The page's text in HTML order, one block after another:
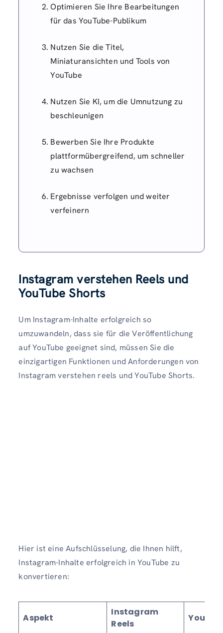
Optimieren Sie Ihre Bearbeitungen
für das YouTube-Publikum
Nutzen Sie die Titel,
Miniaturansichten und Tools von
YouTube
Nutzen Sie KI, um die Umnutzung zu
beschleunigen
Bewerben Sie Ihre Produkte
plattformübergreifend, um schneller
zu wachsen
Ergebnisse verfolgen und weiter
verfeinern
Instagram verstehen Reels und
YouTube Shorts
Um Instagram-Inhalte erfolgreich so
umzuwandeln, dass sie für die Veröffentlichung
auf YouTube geeignet sind, müssen Sie die
einzigartigen Funktionen und Anforderungen von
Instagram verstehen reels und YouTube Shorts.
Hier ist eine Aufschlüsselung, die Ihnen hilft,
Instagram-Inhalte erfolgreich in YouTube zu
konvertieren:
Aspekt
Instagram
Reels